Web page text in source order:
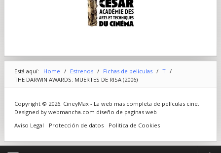
Está aquí: Home / Estrenos / Fichas de peliculas / T /
THE DARWIN AWARDS: MUERTES DE RISA (2006)
Copyright © 2026. CineyMax - La web mas completa de películas cine.
Designed by webmancha.com diseño de paginas web
Aviso Legal
Protección de datos Politica de Cookies